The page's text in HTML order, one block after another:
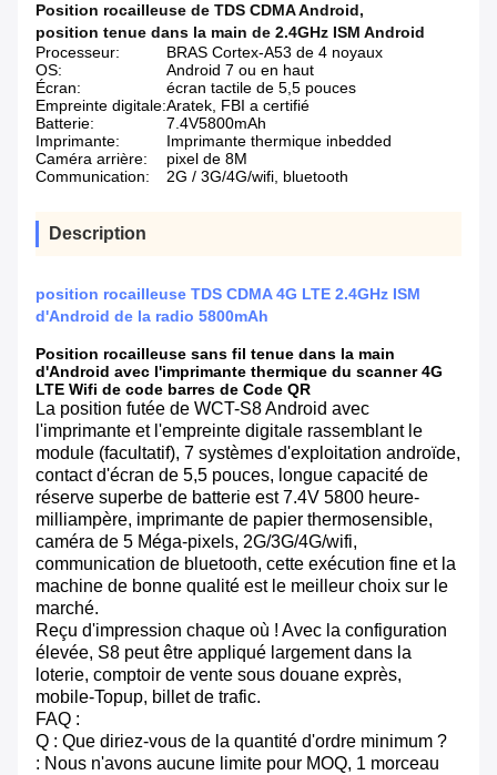
Position rocailleuse de TDS CDMA Android,
position tenue dans la main de 2.4GHz ISM Android
Processeur:
BRAS Cortex-A53 de 4 noyaux
OS:
Android 7 ou en haut
Écran:
écran tactile de 5,5 pouces
Empreinte digitale:Aratek, FBI a certifié
Batterie:
7.4V5800mAh
Imprimante:
Imprimante thermique inbedded
Caméra arrière:
pixel de 8M
Communication:
2G / 3G/4G/wifi, bluetooth
Description
position rocailleuse TDS CDMA 4G LTE 2.4GHz ISM
d'Android de la radio 5800mAh
Position rocailleuse sans fil tenue dans la main
d'Android avec l'imprimante thermique du scanner 4G
LTE Wifi de code barres de Code QR
La position futée de WCT-S8 Android avec
l'imprimante et l'empreinte digitale rassemblant le
module (facultatif), 7 systèmes d'exploitation androïde,
contact d'écran de 5,5 pouces, longue capacité de
réserve superbe de batterie est 7.4V 5800 heure-
milliampère, imprimante de papier thermosensible,
caméra de 5 Méga-pixels, 2G/3G/4G/wifi,
communication de bluetooth, cette exécution fine et la
machine de bonne qualité est le meilleur choix sur le
marché.
Reçu d'impression chaque où ! Avec la configuration
élevée, S8 peut être appliqué largement dans la
loterie, comptoir de vente sous douane exprès,
mobile-Topup, billet de trafic.
FAQ :
Q : Que diriez-vous de la quantité d'ordre minimum ?
: Nous n'avons aucune limite pour MOQ, 1 morceau